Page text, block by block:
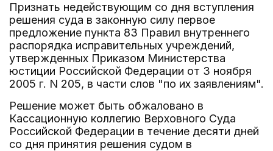
Признать недействующим со дня вступления
решения суда в законную силу первое
предложение пункта 83 Правил внутреннего
распорядка исправительных учреждений,
утвержденных Приказом Министерства
юстиции Российской Федерации от 3 ноября
2005 г. N 205, в части слов "по их заявлениям".
Решение может быть обжаловано в
Кассационную коллегию Верховного Суда
Российской Федерации в течение десяти дней
со дня принятия решения судом в